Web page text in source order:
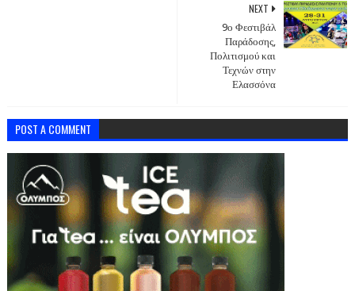
NEXT
9ο Φεστιβάλ
Παράδοσης,
Πολιτισμού και
Τεχνών στην
Ελασσόνα
POST A COMMENT